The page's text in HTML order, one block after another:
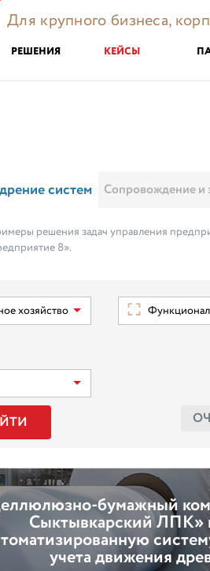
Для крупного бизнеса,
РЕШЕНИЯ КЕЙСЫ
систем Сопровождение и
решения задач управления
8».
хозяйство
бумажный
Сыктывкарский ЛПК»
учета движения